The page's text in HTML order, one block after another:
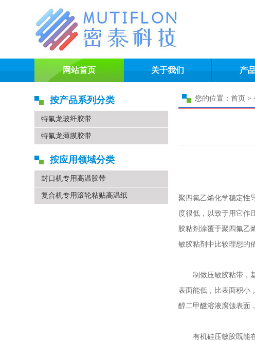
网站首页 关于我们 产
按产品系列分类
特氟龙玻纤胶带
特氟龙薄膜胶带
按应用领域分类
封口机专用高温胶带
复合机专用滚轮粘贴高温纸
您的位置：首页 >
聚四氟乙烯化学稳定性
度很低，以致于用它作
胶粘剂涂覆于聚四氟乙
敏胶粘剂中比较理想的
制做压敏胶粘带，基
表面能低，比表面积小
醇二甲醚溶液腐蚀表面
有机硅压敏胶既能在